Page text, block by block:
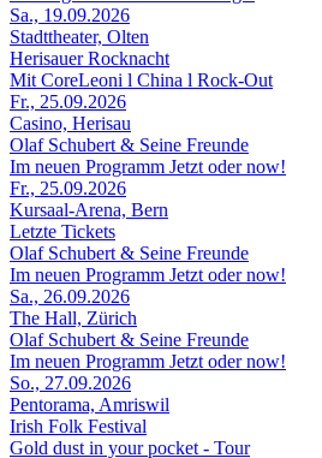
Sa., 19.09.2026
Stadttheater, Olten
Herisauer Rocknacht
Mit CoreLeoni l China l Rock-Out
Fr., 25.09.2026
Casino, Herisau
Olaf Schubert & Seine Freunde
Im neuen Programm Jetzt oder now!
Fr., 25.09.2026
Kursaal-Arena, Bern
Letzte Tickets
Olaf Schubert & Seine Freunde
Im neuen Programm Jetzt oder now!
Sa., 26.09.2026
The Hall, Zürich
Olaf Schubert & Seine Freunde
Im neuen Programm Jetzt oder now!
So., 27.09.2026
Pentorama, Amriswil
Irish Folk Festival
Gold dust in your pocket - Tour